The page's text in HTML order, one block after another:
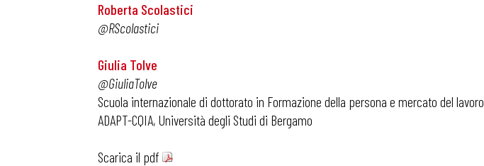
Roberta Scolastici
@RScolastici
Giulia Tolve
@GiuliaTolve
Scuola internazionale di dottorato in Formazione della persona e mercato del lavoro
ADAPT-CQIA, Università degli Studi di Bergamo
Scarica il pdf